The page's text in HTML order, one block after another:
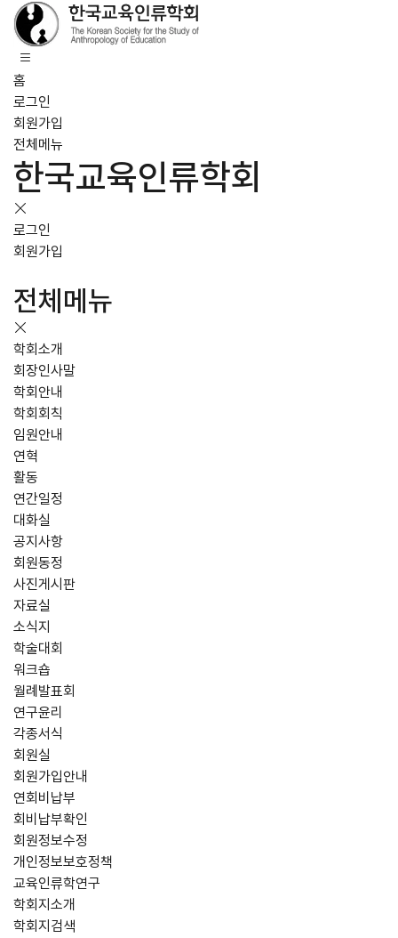
홈
로그인
회원가입
전체메뉴
한국교육인류학회
로그인
회원가입
전체메뉴
학회소개
회장인사말
학회안내
학회회칙
임원안내
연혁
활동
연간일정
대화실
공지사항
회원동정
사진게시판
자료실
소식지
학술대회
워크숍
월례발표회
연구윤리
각종서식
회원실
회원가입안내
연회비납부
회비납부확인
회원정보수정
개인정보보호정책
교육인류학연구
학회지소개
학회지검색